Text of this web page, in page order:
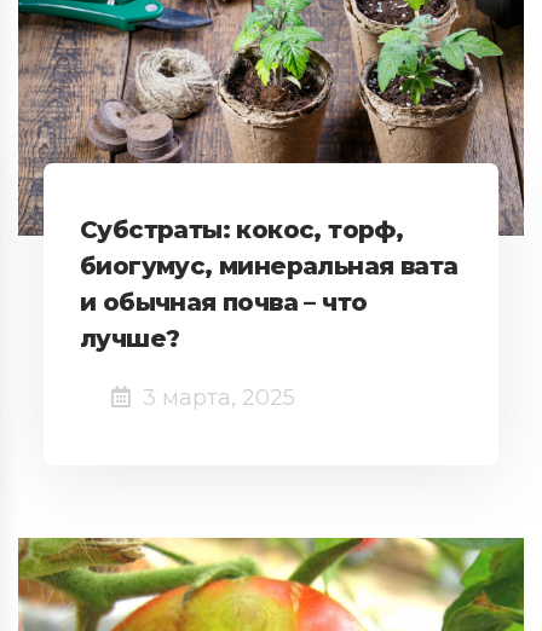
Субстраты: кокос, торф,
биогумус, минеральная вата
и обычная почва – что
лучше?
3 марта, 2025